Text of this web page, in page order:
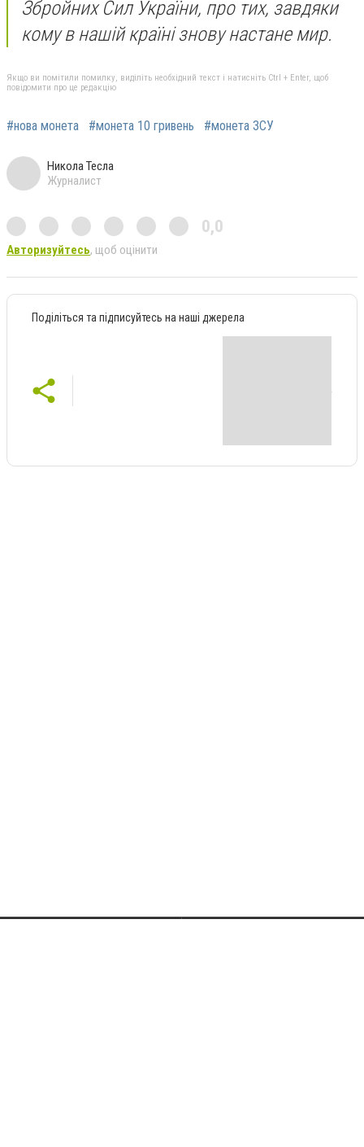
Збройних Сил України, про тих, завдяки
кому в нашій країні знову настане мир.
Якщо ви помітили помилку, виділіть необхідний текст і натисніть Ctrl + Enter, щоб
повідомити про це редакцію
#нова монета #монета 10 гривень #монета ЗСУ
Никола Тесла
Журналист
0,0
Авторизуйтесь, щоб оцінити
Поділіться та підписуйтесь на наші джерела